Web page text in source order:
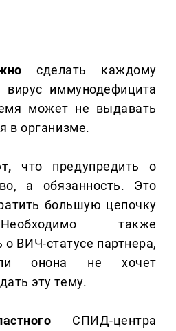
сделать каждому
вирус иммунодефицита
может не выдавать
в организме.
что предупредить о
а обязанность. Это
большую цепочку
также
о ВИЧ-статусе партнера,
онона не хочет
эту тему.
СПИД-центра